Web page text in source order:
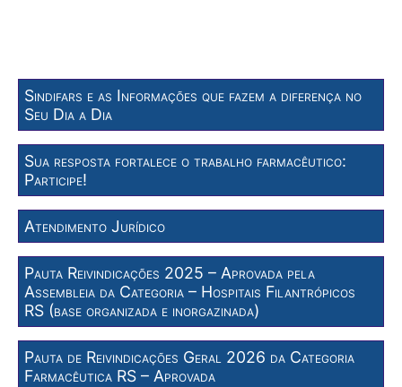
Sindifars e as Informações que fazem a diferença no
Seu Dia a Dia
Sua resposta fortalece o trabalho farmacêutico:
Participe!
Atendimento Jurídico
Pauta Reivindicações 2025 – Aprovada pela
Assembleia da Categoria – Hospitais Filantrópicos
RS (base organizada e inorgazinada)
Pauta de Reivindicações Geral 2026 da Categoria
Farmacêutica RS – Aprovada